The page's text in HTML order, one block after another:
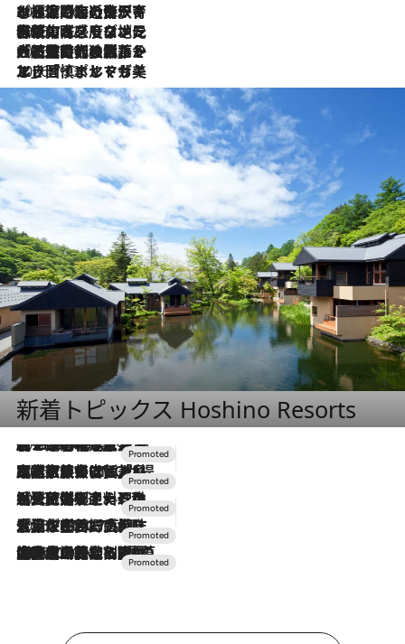
2026.7.26
ポルトガル近海が育む極上の海の幸。キリリと冷えた白ワインと愉しむ、シーフード専門店の贅沢
2026.7.22
伝統の味をモダンに昇華。高感度な地元客が集う、リスボンの最旬ガストロノミー
2026.7.21
大航海時代の栄華から、震災、独裁、そして革命へ。ポルトガル・首都リスボンの石畳に刻まれた「歴史の光と影」
2026.7.13
エッセイ・ヤマザキマリ「慎ましくも美しき国 ポルトガル」
新着トピックス Hoshino Resorts
2026.8.7
【トンボの足水浴】ヒノキの香りに包まれて涼感マックス！約13℃の湧水かけ流しを避暑地「星野温泉 トンボの湯」で体験
2026.7.31
【ホテル帰省】という選択肢をOMOが提案。家族とほどよい距離を保つには「昼は実家、夜は気兼ねなくホテルで！」
2026.7.24
【夏限定ディナーコース】旬を迎える稚鮎や花ズッキーニなどをイタリア・トスカーナの郷土料理の手法で満喫！
2026.7.17
「土佐和ハーブかき氷」がOMO7高知に登場！生姜、山椒、大葉など目にも舌にも涼を呼ぶ郷土の味
2026.7.10
NEW OPEN！【界 草津】名湯の地に誕生。趣の異なる2種の温泉と上州ならではの会席・蕎麦割烹など美食を味わう究極の癒やし旅